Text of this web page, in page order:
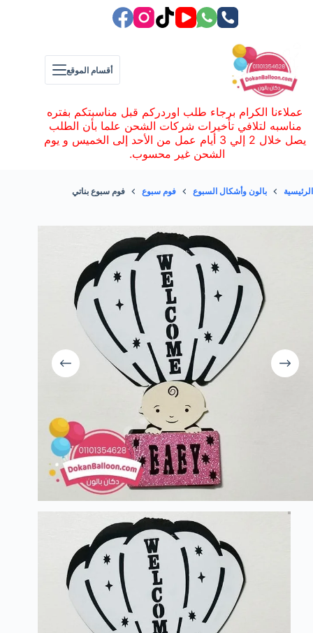
أقسام الموقع
عملاءنا الكرام برجاء طلب اوردركم قبل مناسبتكم بفتره
مناسبه لتلافي تأخيرات شركات الشحن علما بأن الطلب
يصل خلال 2 إلي 3 أيام عمل من الأحد إلى الخميس و يوم
الشحن غير محسوب.
الرئيسية بالون وأشكال السبوع فوم سبوع فوم سبوع بناتي